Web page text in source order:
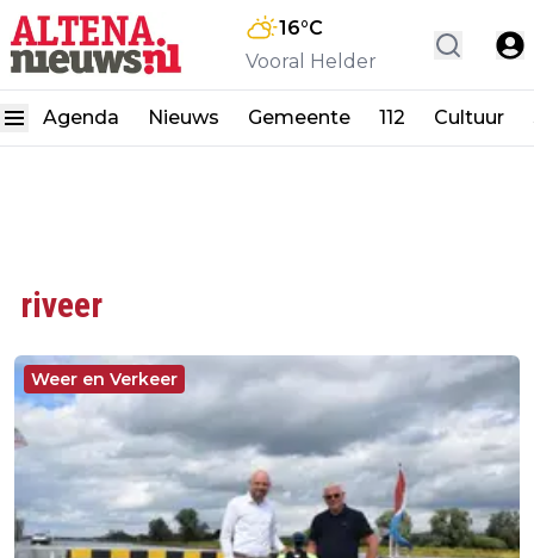
16°C
Vooral Helder
Agenda Nieuws Gemeente 112 Cultuur
riveer
Weer en Verkeer